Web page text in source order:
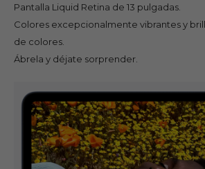
Pantalla Liquid Retina de 13 pulgadas.
Colores excepcionalmente vibrantes y
de colores.
Ábrela y déjate sorprender.